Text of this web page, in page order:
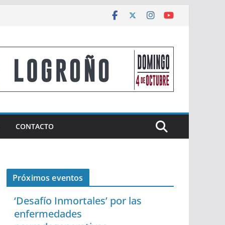
CONTACTO
Próximos eventos
‘Desafío Inmortales’ por las
enfermedades